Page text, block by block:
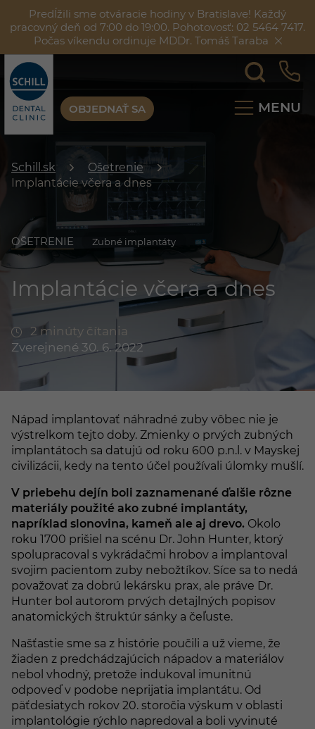
Predĺžili sme otváracie hodiny v Bratislave! Každý
pracovný deň od 7:00 do 19:00. Pohotovosť: 02 5464 7417.
Počas víkendu ordinuje MDDr. Tomáš Taraba
MENU
OBJEDNAŤ SA
Schill.sk
Ošetrenie
Implantácie včera a dnes
OŠETRENIE Zubné implantáty
Implantácie včera a dnes
2 minúty čítania
Zverejnené 30. 6. 2022
Nápad implantovať náhradné zuby vôbec nie je
výstrelkom tejto doby. Zmienky o prvých zubných
implantátoch sa datujú od roku 600 p.n.l. v Mayskej
civilizácii, kedy na tento účel používali úlomky mušlí.
V priebehu dejín boli zaznamenané ďalšie rôzne
materiály použité ako zubné implantáty,
napríklad slonovina, kameň ale aj drevo. Okolo
roku 1700 prišiel na scénu Dr. John Hunter, ktorý
spolupracoval s vykrádačmi hrobov a implantoval
svojim pacientom zuby nebožtíkov. Síce sa to nedá
považovať za dobrú lekársku prax, ale práve Dr.
Hunter bol autorom prvých detajlných popisov
anatomických štruktúr sánky a čeľuste.
Našťastie sme sa z histórie poučili a už vieme, že
žiaden z predchádzajúcich nápadov a materiálov
nebol vhodný, pretože indukoval imunitnú
odpoveď v podobe neprijatia implantátu. Od
päťdesiatych rokov 20. storočia výskum v oblasti
implantológie rýchlo napredoval a boli vyvinuté